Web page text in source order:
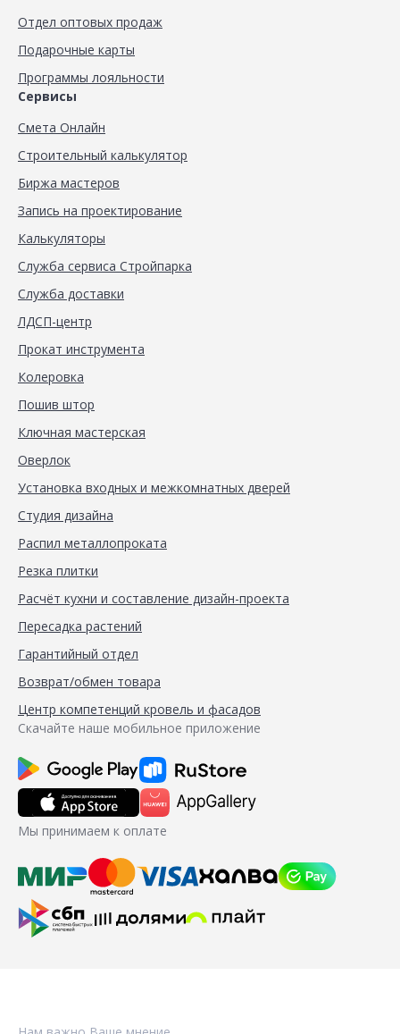
Отдел оптовых продаж
Подарочные карты
Программы лояльности
Сервисы
Смета Онлайн
Строительный калькулятор
Биржа мастеров
Запись на проектирование
Калькуляторы
Служба сервиса Стройпарка
Служба доставки
ЛДСП-центр
Прокат инструмента
Колеровка
Пошив штор
Ключная мастерская
Оверлок
Установка входных и межкомнатных дверей
Студия дизайна
Распил металлопроката
Резка плитки
Расчёт кухни и составление дизайн-проекта
Пересадка растений
Гарантийный отдел
Возврат/обмен товара
Центр компетенций кровель и фасадов
Скачайте наше мобильное приложение
Мы принимаем к оплате